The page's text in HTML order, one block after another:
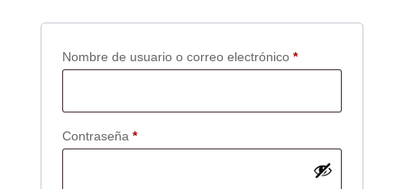
Nombre de usuario o correo electrónico *Obligatorio
Contraseña *Obligatorio